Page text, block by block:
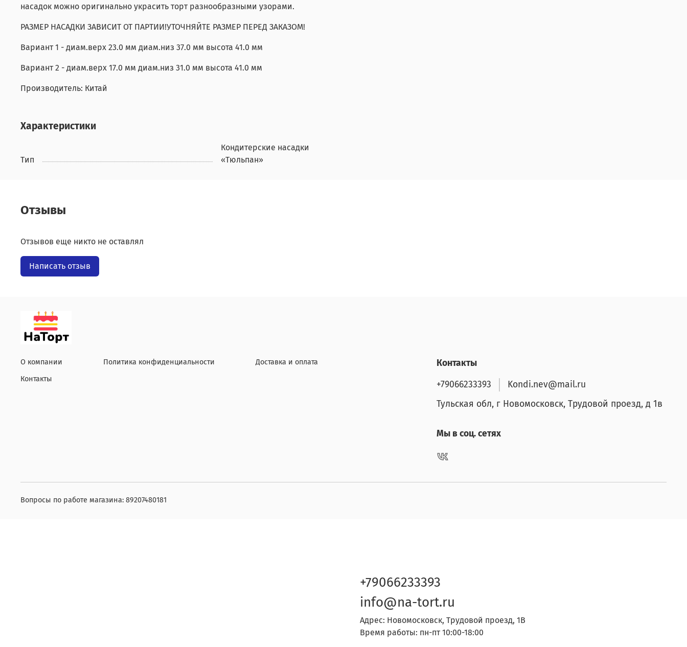
насадок можно оригинально украсить торт разнообразными узорами.
РАЗМЕР НАСАДКИ ЗАВИСИТ ОТ ПАРТИИ!УТОЧНЯЙТЕ РАЗМЕР ПЕРЕД ЗАКАЗОМ!
Вариант 1 - диам.верх 23.0 мм диам.низ 37.0 мм высота 41.0 мм
Вариант 2 - диам.верх 17.0 мм диам.низ 31.0 мм высота 41.0 мм
Производитель: Китай
Характеристики
Тип
Кондитерские насадки
«Тюльпан»
Отзывы
Отзывов еще никто не оставлял
Написать отзыв
О компании
Контакты
Политика конфиденциальности Доставка и оплата
Контакты
+79066233393
Kondi.nev@mail.ru
Тульская обл, г Новомосковск, Трудовой проезд, д 1в
Мы в соц. сетях
Вопросы по работе магазина: 89207480181
+79066233393
info@na-tort.ru
Адрес: Новомосковск, Трудовой проезд, 1В
Время работы: пн-пт 10:00-18:00